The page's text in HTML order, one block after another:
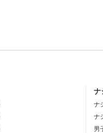
ナ
ナ
ナ
男